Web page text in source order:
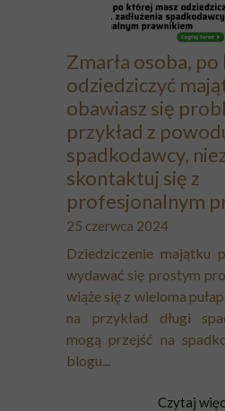
Zmarła osoba,
odziedziczyć
obawiasz się
przykład z
spadkodawcy,
skontaktuj się z
profesjonalnym
25 czerwca 2024
Dziedziczenie majątku
wydawać się prostym
wiąże się z wieloma
na przykład długi
mogą przejść na
blogu...
Czytaj